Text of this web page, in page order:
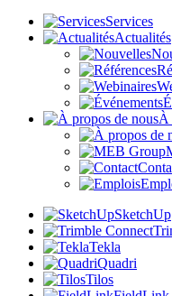
Services
Actualités
À
SketchUp
Tekla
Quadri
Tilos